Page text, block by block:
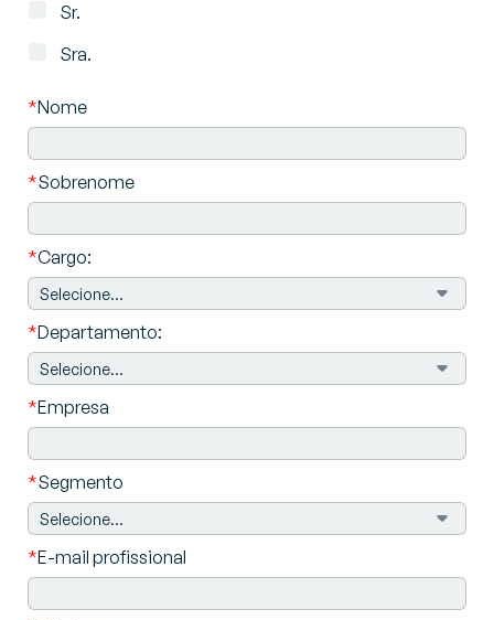
Sr.
Sra.
*Nome
*Sobrenome
*Cargo:
*Departamento:
*Empresa
*Segmento
*E-mail profissional